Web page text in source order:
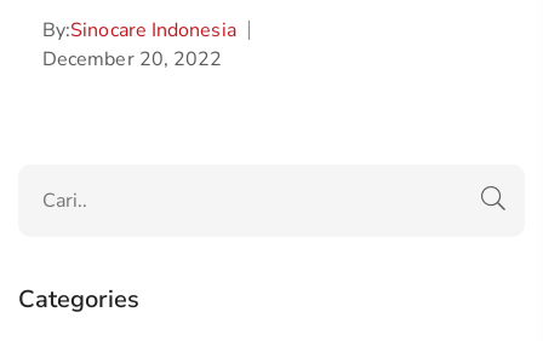
By:Sinocare Indonesia
December 20, 2022
Categories